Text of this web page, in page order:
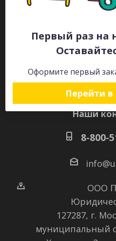
Первый раз на
Оформите первый
Перейти в
Будьте
Наши
8-800-
ООО
127287, г.
муниципальный